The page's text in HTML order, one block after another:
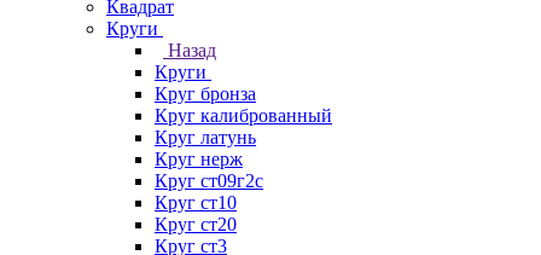
Квадрат
Круги
Назад
Круги
Круг бронза
Круг калиброванный
Круг латунь
Круг нерж
Круг ст09г2с
Круг ст10
Круг ст20
Круг ст3